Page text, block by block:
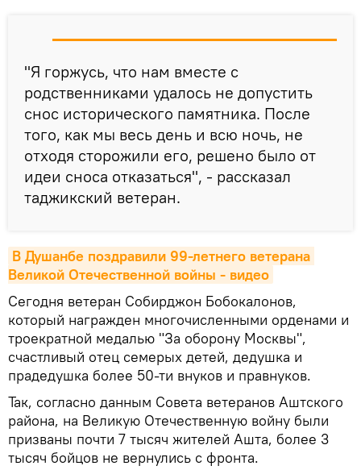
"Я горжусь, что нам вместе с
родственниками удалось не допустить
снос исторического памятника. После
того, как мы весь день и всю ночь, не
отходя сторожили его, решено было от
идеи сноса отказаться", - рассказал
таджикский ветеран.
В Душанбе поздравили 99-летнего ветерана
Великой Отечественной войны - видео
Сегодня ветеран Собирджон Бобокалонов,
который награжден многочисленными орденами и
троекратной медалью "За оборону Москвы",
счастливый отец семерых детей, дедушка и
прадедушка более 50-ти внуков и правнуков.
Так, согласно данным Совета ветеранов Аштского
района, на Великую Отечественную войну были
призваны почти 7 тысяч жителей Ашта, более 3
тысяч бойцов не вернулись с фронта.